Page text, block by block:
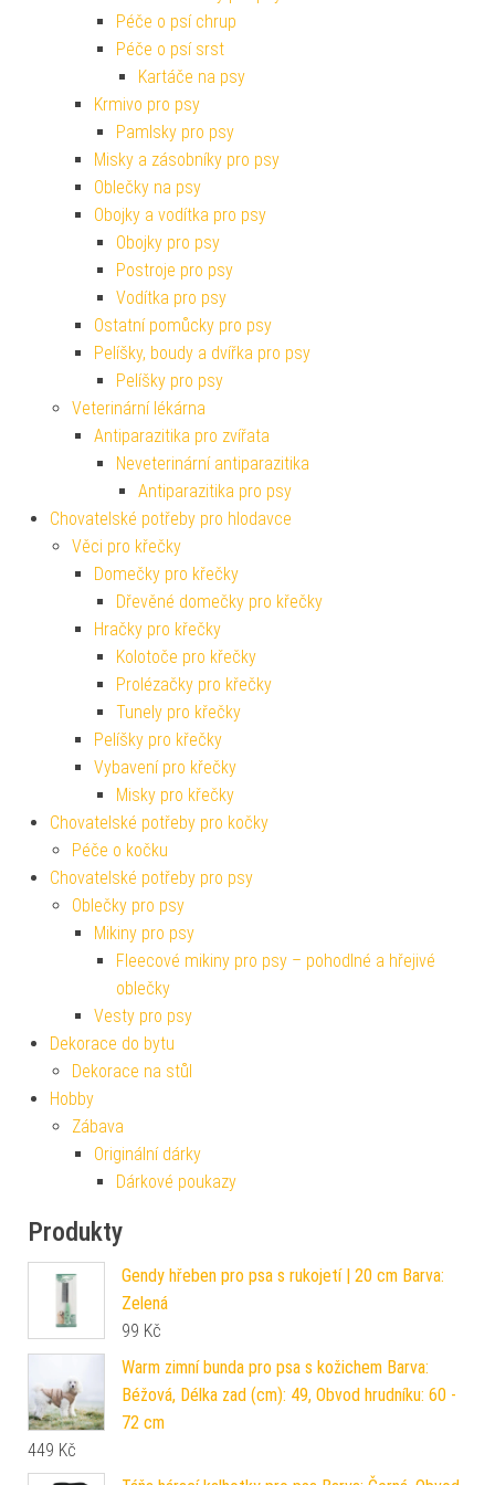
Péče o psí chrup
Péče o psí srst
Kartáče na psy
Krmivo pro psy
Pamlsky pro psy
Misky a zásobníky pro psy
Oblečky na psy
Obojky a vodítka pro psy
Obojky pro psy
Postroje pro psy
Vodítka pro psy
Ostatní pomůcky pro psy
Pelíšky, boudy a dvířka pro psy
Pelíšky pro psy
Veterinární lékárna
Antiparazitika pro zvířata
Neveterinární antiparazitika
Antiparazitika pro psy
Chovatelské potřeby pro hlodavce
Věci pro křečky
Domečky pro křečky
Dřevěné domečky pro křečky
Hračky pro křečky
Kolotoče pro křečky
Prolézačky pro křečky
Tunely pro křečky
Pelíšky pro křečky
Vybavení pro křečky
Misky pro křečky
Chovatelské potřeby pro kočky
Péče o kočku
Chovatelské potřeby pro psy
Oblečky pro psy
Mikiny pro psy
Fleecové mikiny pro psy – pohodlné a hřejivé
oblečky
Vesty pro psy
Dekorace do bytu
Dekorace na stůl
Hobby
Zábava
Originální dárky
Dárkové poukazy
Produkty
Gendy hřeben pro psa s rukojetí | 20 cm Barva:
Zelená
99 Kč
Warm zimní bunda pro psa s kožichem Barva:
Béžová, Délka zad (cm): 49, Obvod hrudníku: 60 -
72 cm
449 Kč